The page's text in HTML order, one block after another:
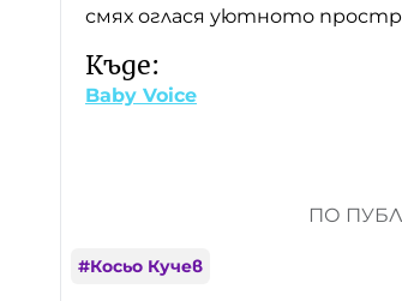
смях оглася уютното
Къде:
Baby Voice
ПО
#Косьо Кучев